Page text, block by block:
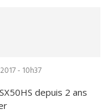
- 10h37
depuis 2 ans